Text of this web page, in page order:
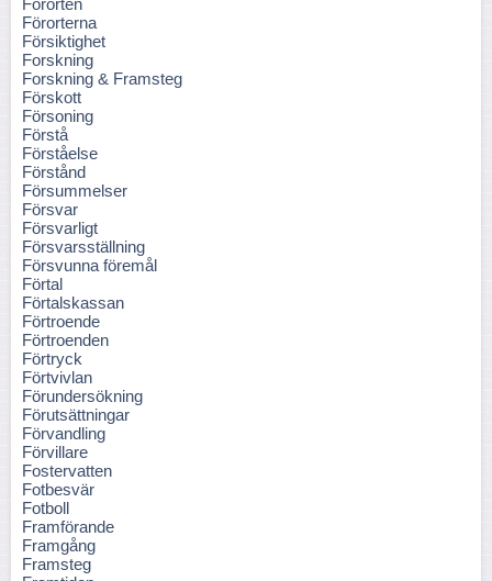
Förorten
Förorterna
Försiktighet
Forskning
Forskning & Framsteg
Förskott
Försoning
Förstå
Förståelse
Förstånd
Försummelser
Försvar
Försvarligt
Försvarsställning
Försvunna föremål
Förtal
Förtalskassan
Förtroende
Förtroenden
Förtryck
Förtvivlan
Förundersökning
Förutsättningar
Förvandling
Förvillare
Fostervatten
Fotbesvär
Fotboll
Framförande
Framgång
Framsteg